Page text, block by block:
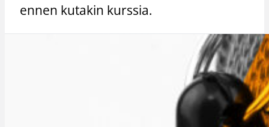
ennen kutakin kurssia.